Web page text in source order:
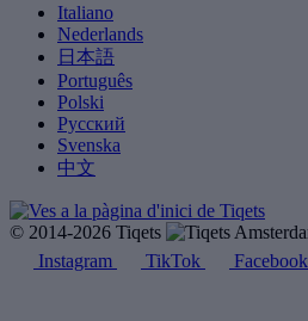
Italiano
Nederlands
日本語
Português
Polski
Русский
Svenska
中文
© 2014-2026 Tiqets
Instagram
TikTok Facebook